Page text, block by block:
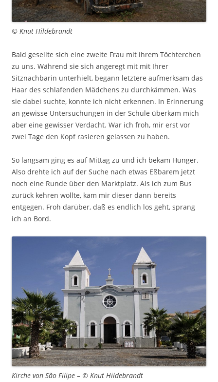
© Knut Hildebrandt
Bald gesellte sich eine zweite Frau mit ihrem Töchterchen
zu uns. Während sie sich angeregt mit mit Ihrer
Sitznachbarin unterhielt, begann letztere aufmerksam das
Haar des schlafenden Mädchens zu durchkämmen. Was
sie dabei suchte, konnte ich nicht erkennen. In Erinnerung
an gewisse Untersuchungen in der Schule überkam mich
aber eine gewisser Verdacht. War ich froh, mir erst vor
zwei Tage den Kopf rasieren gelassen zu haben.
So langsam ging es auf Mittag zu und ich bekam Hunger.
Also drehte ich auf der Suche nach etwas Eßbarem jetzt
noch eine Runde über den Marktplatz. Als ich zum Bus
zurück kehren wollte, kam mir dieser dann bereits
entgegen. Froh darüber, daß es endlich los geht, sprang
ich an Bord.
Kirche von São Filipe – © Knut Hildebrandt